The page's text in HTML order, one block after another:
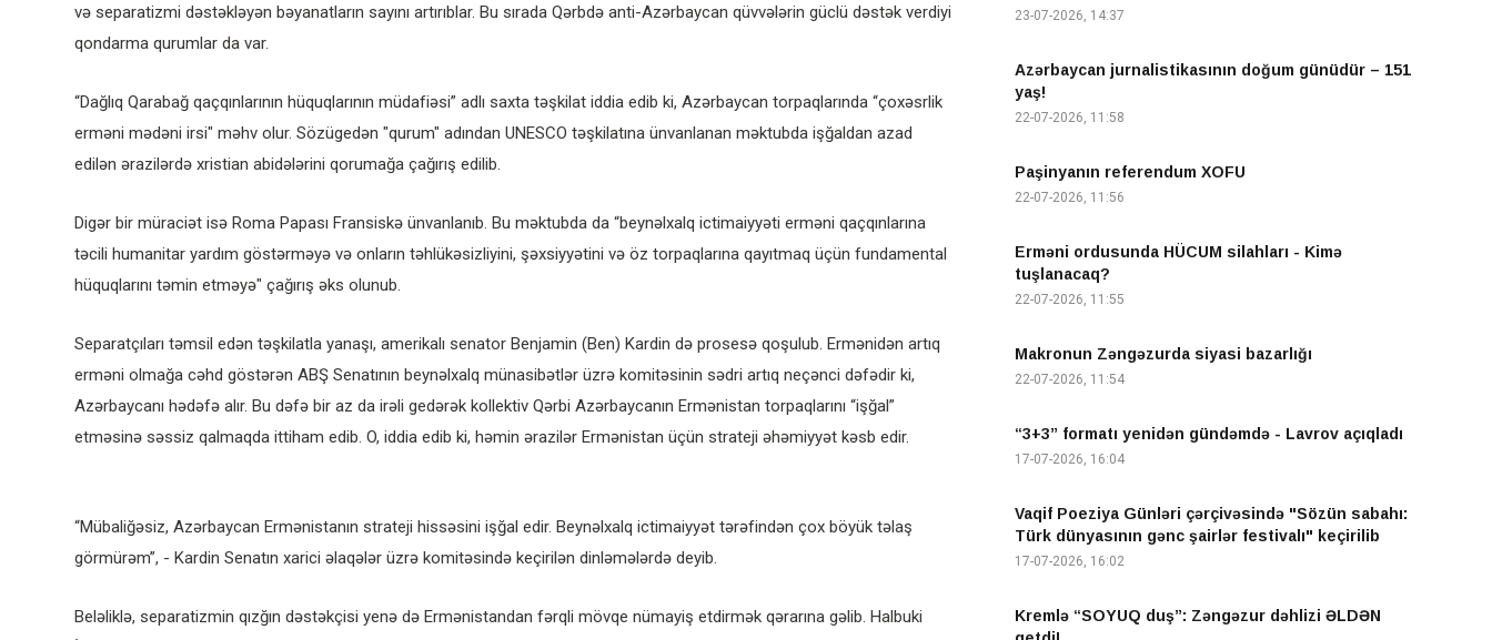
və separatizmi dəstəkləyən bəyanatların sayını artırıblar. Bu sırada Qərbdə anti-Azərbaycan qüvvələrin güclü dəstək verdiyi
qondarma qurumlar da var.
“Dağlıq Qarabağ qaçqınlarının hüquqlarının müdafiəsi” adlı saxta təşkilat iddia edib ki, Azərbaycan torpaqlarında “çoxəsrlik
erməni mədəni irsi" məhv olur. Sözügedən "qurum" adından UNESCO təşkilatına ünvanlanan məktubda işğaldan azad
edilən ərazilərdə xristian abidələrini qorumağa çağırış edilib.
Digər bir müraciət isə Roma Papası Fransiskə ünvanlanıb. Bu məktubda da “beynəlxalq ictimaiyyəti erməni qaçqınlarına
təcili humanitar yardım göstərməyə və onların təhlükəsizliyini, şəxsiyyətini və öz torpaqlarına qayıtmaq üçün fundamental
hüquqlarını təmin etməyə" çağırış əks olunub.
Separatçıları təmsil edən təşkilatla yanaşı, amerikalı senator Benjamin (Ben) Kardin də prosesə qoşulub. Ermənidən artıq
erməni olmağa cəhd göstərən ABŞ Senatının beynəlxalq münasibətlər üzrə komitəsinin sədri artıq neçənci dəfədir ki,
Azərbaycanı hədəfə alır. Bu dəfə bir az da irəli gedərək kollektiv Qərbi Azərbaycanın Ermənistan torpaqlarını “işğal”
etməsinə səssiz qalmaqda ittiham edib. O, iddia edib ki, həmin ərazilər Ermənistan üçün strateji əhəmiyyət kəsb edir.
“Mübaliğəsiz, Azərbaycan Ermənistanın strateji hissəsini işğal edir. Beynəlxalq ictimaiyyət tərəfindən çox böyük təlaş
görmürəm”, - Kardin Senatın xarici əlaqələr üzrə komitəsində keçirilən dinləmələrdə deyib.
Beləliklə, separatizmin qızğın dəstəkçisi yenə də Ermənistandan fərqli mövqe nümayiş etdirmək qərarına gəlib. Halbuki
23-07-2026, 14:37
Azərbaycan jurnalistikasının doğum günüdür – 151
yaş!
22-07-2026, 11:58
Paşinyanın referendum XOFU
22-07-2026, 11:56
Erməni ordusunda HÜCUM silahları - Kimə
tuşlanacaq?
22-07-2026, 11:55
Makronun Zəngəzurda siyasi bazarlığı
22-07-2026, 11:54
“3+3” formatı yenidən gündəmdə - Lavrov açıqladı
17-07-2026, 16:04
Vaqif Poeziya Günləri çərçivəsində "Sözün sabahı:
Türk dünyasının gənc şairlər festivalı" keçirilib
17-07-2026, 16:02
Kremlə “SOYUQ duş”: Zəngəzur dəhlizi ƏLDƏN